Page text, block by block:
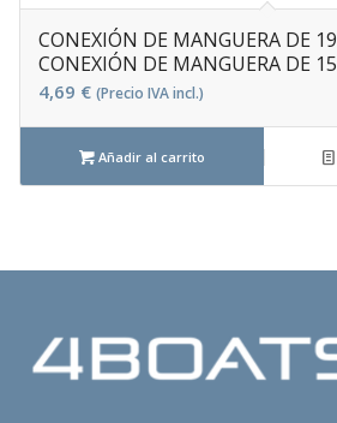
CONEXIÓN DE MANGUERA DE
CONEXIÓN DE MANGUERA DE
4,69 € (Precio IVA incl.)
Añadir al carrito